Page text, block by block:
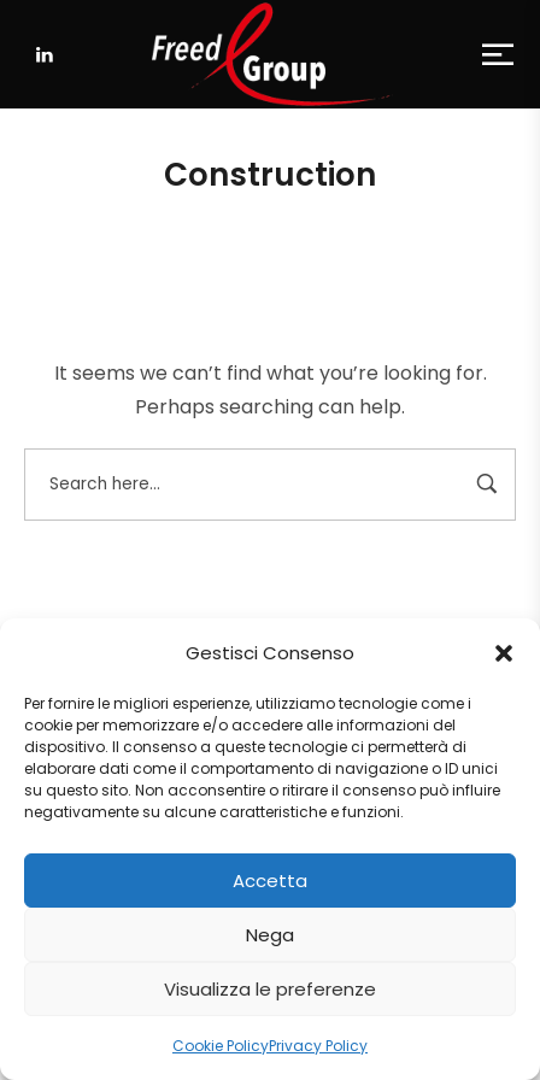
Gestisci Consenso
Per fornire le migliori esperienze, utilizziamo tecnologie come i
cookie per memorizzare e/o accedere alle informazioni del
dispositivo. Il consenso a queste tecnologie ci permetterà di
elaborare dati come il comportamento di navigazione o ID unici
su questo sito. Non acconsentire o ritirare il consenso può influire
negativamente su alcune caratteristiche e funzioni.
Accetta
Nega
Visualizza le preferenze
Cookie PolicyPrivacy Policy
Construction
It seems we can’t find what you’re looking for.
Perhaps searching can help.